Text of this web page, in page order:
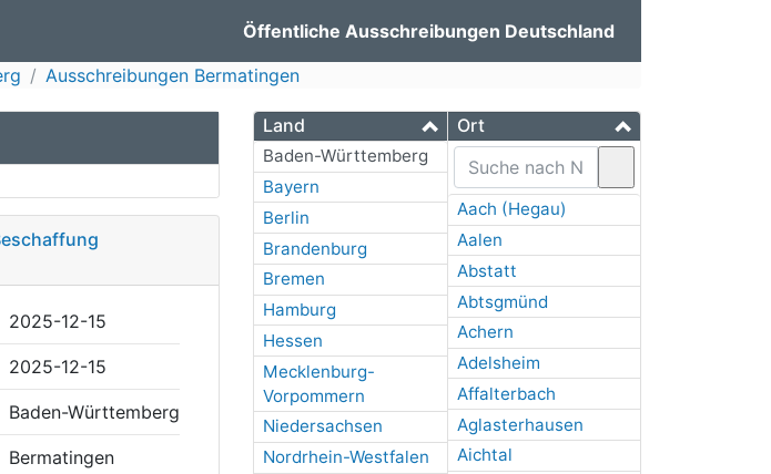
Öffentliche Ausschreibungen Deutschland
Ausschreibungen Bermatingen
Land
Baden-Württemberg
Bayern
Berlin
Brandenburg
Bremen
Hamburg
Hessen
Mecklenburg-
Vorpommern
Niedersachsen
Nordrhein-Westfalen
Ort
Aach (Hegau)
Aalen
Abstatt
Abtsgmünd
Achern
Adelsheim
Affalterbach
Aglasterhausen
Aichtal
2025-12-15
2025-12-15
Baden-Württemberg
Bermatingen